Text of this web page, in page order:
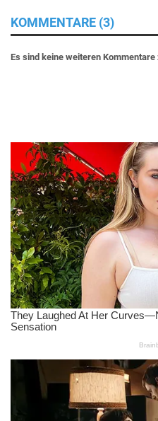
KOMMENTARE (3)
Es sind keine weiteren